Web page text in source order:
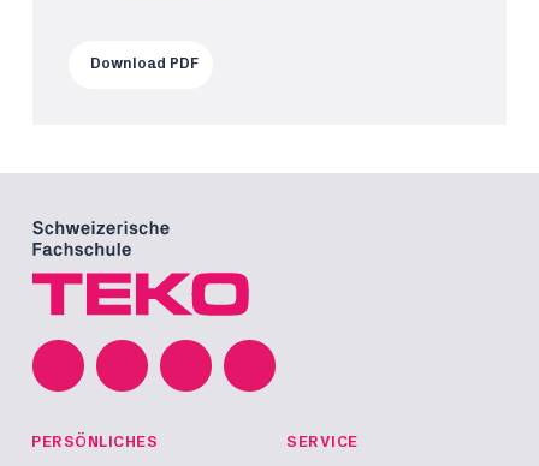
Download PDF
PERSÖNLICHES SERVICE